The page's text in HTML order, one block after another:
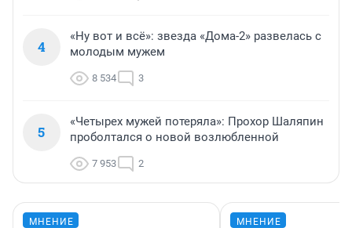
4
«Ну вот и всё»: звезда «Дома-2» развелась с
молодым мужем
8 534 3
5
«Четырех мужей потеряла»: Прохор Шаляпин
проболтался о новой возлюбленной
7 953 2
МНЕНИЕ МНЕНИЕ